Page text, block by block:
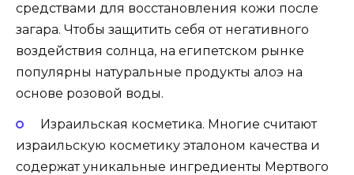
средствами для восстановления кожи после
загара. Чтобы защитить себя от негативного
воздействия солнца, на египетском рынке
популярны натуральные продукты алоэ на
основе розовой воды.
Израильская косметика. Многие считают
израильскую косметику эталоном качества и
содержат уникальные ингредиенты Мертвого